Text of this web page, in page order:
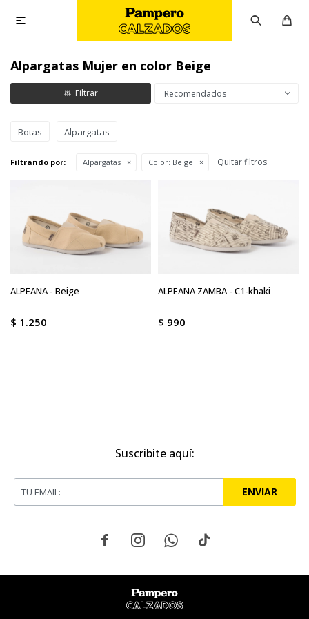

Alpargatas Mujer en color Beige
Recomendados
Botas Alpargatas
Filtrando por: Alpargatas Color: Beige Quitar filtros
ALPEANA - Beige
$ 1.250
ALPEANA ZAMBA - C1-khaki
$ 990
Suscribite aquí:
ENVIAR
   